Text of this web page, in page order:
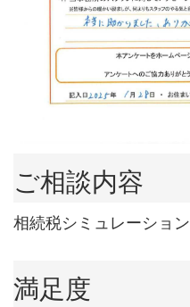
ご相談内容
相続税シミュレーション
満足度